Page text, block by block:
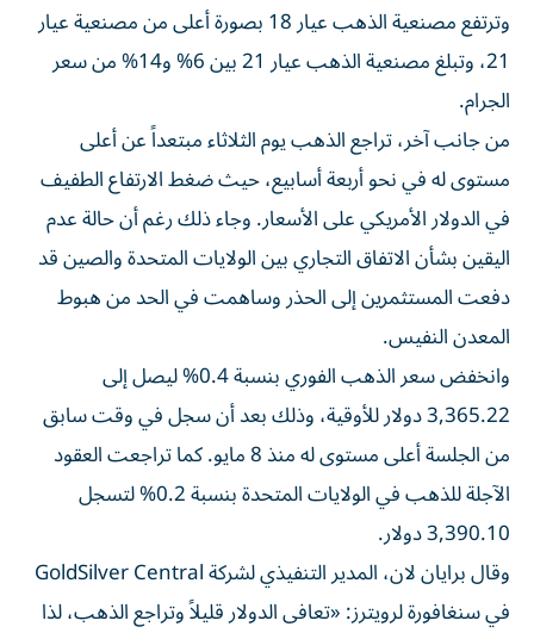
وترتفع مصنعية الذهب عيار 18 بصورة أعلى من مصنعية عيار
21، وتبلغ مصنعية الذهب عيار 21 بين 6% و14% من سعر
الجرام.
من جانب آخر، تراجع الذهب يوم الثلاثاء مبتعداً عن أعلى
مستوى له في نحو أربعة أسابيع، حيث ضغط الارتفاع الطفيف
في الدولار الأمريكي على الأسعار. وجاء ذلك رغم أن حالة عدم
اليقين بشأن الاتفاق التجاري بين الولايات المتحدة والصين قد
دفعت المستثمرين إلى الحذر وساهمت في الحد من هبوط
المعدن النفيس.
وانخفض سعر الذهب الفوري بنسبة 0.4% ليصل إلى
3,365.22 دولار للأوقية، وذلك بعد أن سجل في وقت سابق
من الجلسة أعلى مستوى له منذ 8 مايو. كما تراجعت العقود
الآجلة للذهب في الولايات المتحدة بنسبة 0.2% لتسجل
3,390.10 دولار.
وقال برايان لان، المدير التنفيذي لشركة GoldSilver Central
في سنغافورة لرويترز: «تعافى الدولار قليلاً وتراجع الذهب، لذا